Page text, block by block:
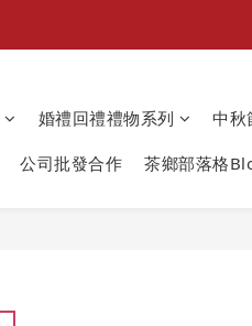
婚禮回禮禮物系列 中秋
公司批發合作 茶鄉部落格